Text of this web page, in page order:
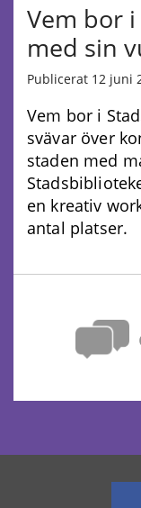
Vem bor
med sin
Publicerat 12 juni
Vem bor i
svävar över
staden med
en kreativ
antal platser.